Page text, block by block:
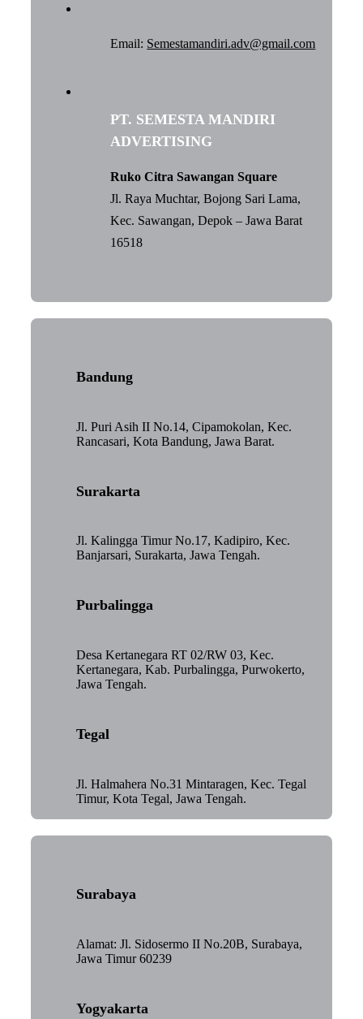
Email: Semestamandiri.adv@gmail.com
PT. SEMESTA MANDIRI
ADVERTISING
Ruko Citra Sawangan Square
Jl. Raya Muchtar, Bojong Sari Lama,
Kec. Sawangan, Depok – Jawa Barat
16518
Bandung
Jl. Puri Asih II No.14, Cipamokolan, Kec.
Rancasari, Kota Bandung, Jawa Barat.
Surakarta
Jl. Kalingga Timur No.17, Kadipiro, Kec.
Banjarsari, Surakarta, Jawa Tengah.
Purbalingga
Desa Kertanegara RT 02/RW 03, Kec.
Kertanegara, Kab. Purbalingga, Purwokerto,
Jawa Tengah.
Tegal
Jl. Halmahera No.31 Mintaragen, Kec. Tegal
Timur, Kota Tegal, Jawa Tengah.
Surabaya
Alamat: Jl. Sidosermo II No.20B, Surabaya,
Jawa Timur 60239
Yogyakarta